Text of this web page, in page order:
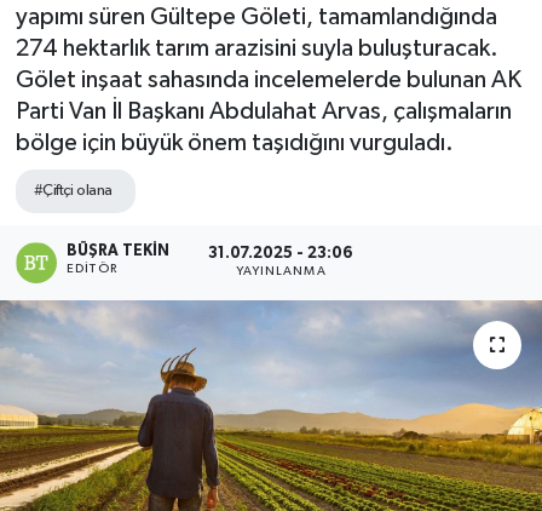
yapımı süren Gültepe Göleti, tamamlandığında
274 hektarlık tarım arazisini suyla buluşturacak.
Gölet inşaat sahasında incelemelerde bulunan AK
Parti Van İl Başkanı Abdulahat Arvas, çalışmaların
bölge için büyük önem taşıdığını vurguladı.
#Çiftçi olana
BÜŞRA TEKIN
EDITÖR
31.07.2025 - 23:06
YAYINLANMA
Son Dakika Haberleri
Haber Arşivi